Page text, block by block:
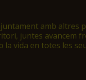
amb altres
juntes avancem
la vida en totes les